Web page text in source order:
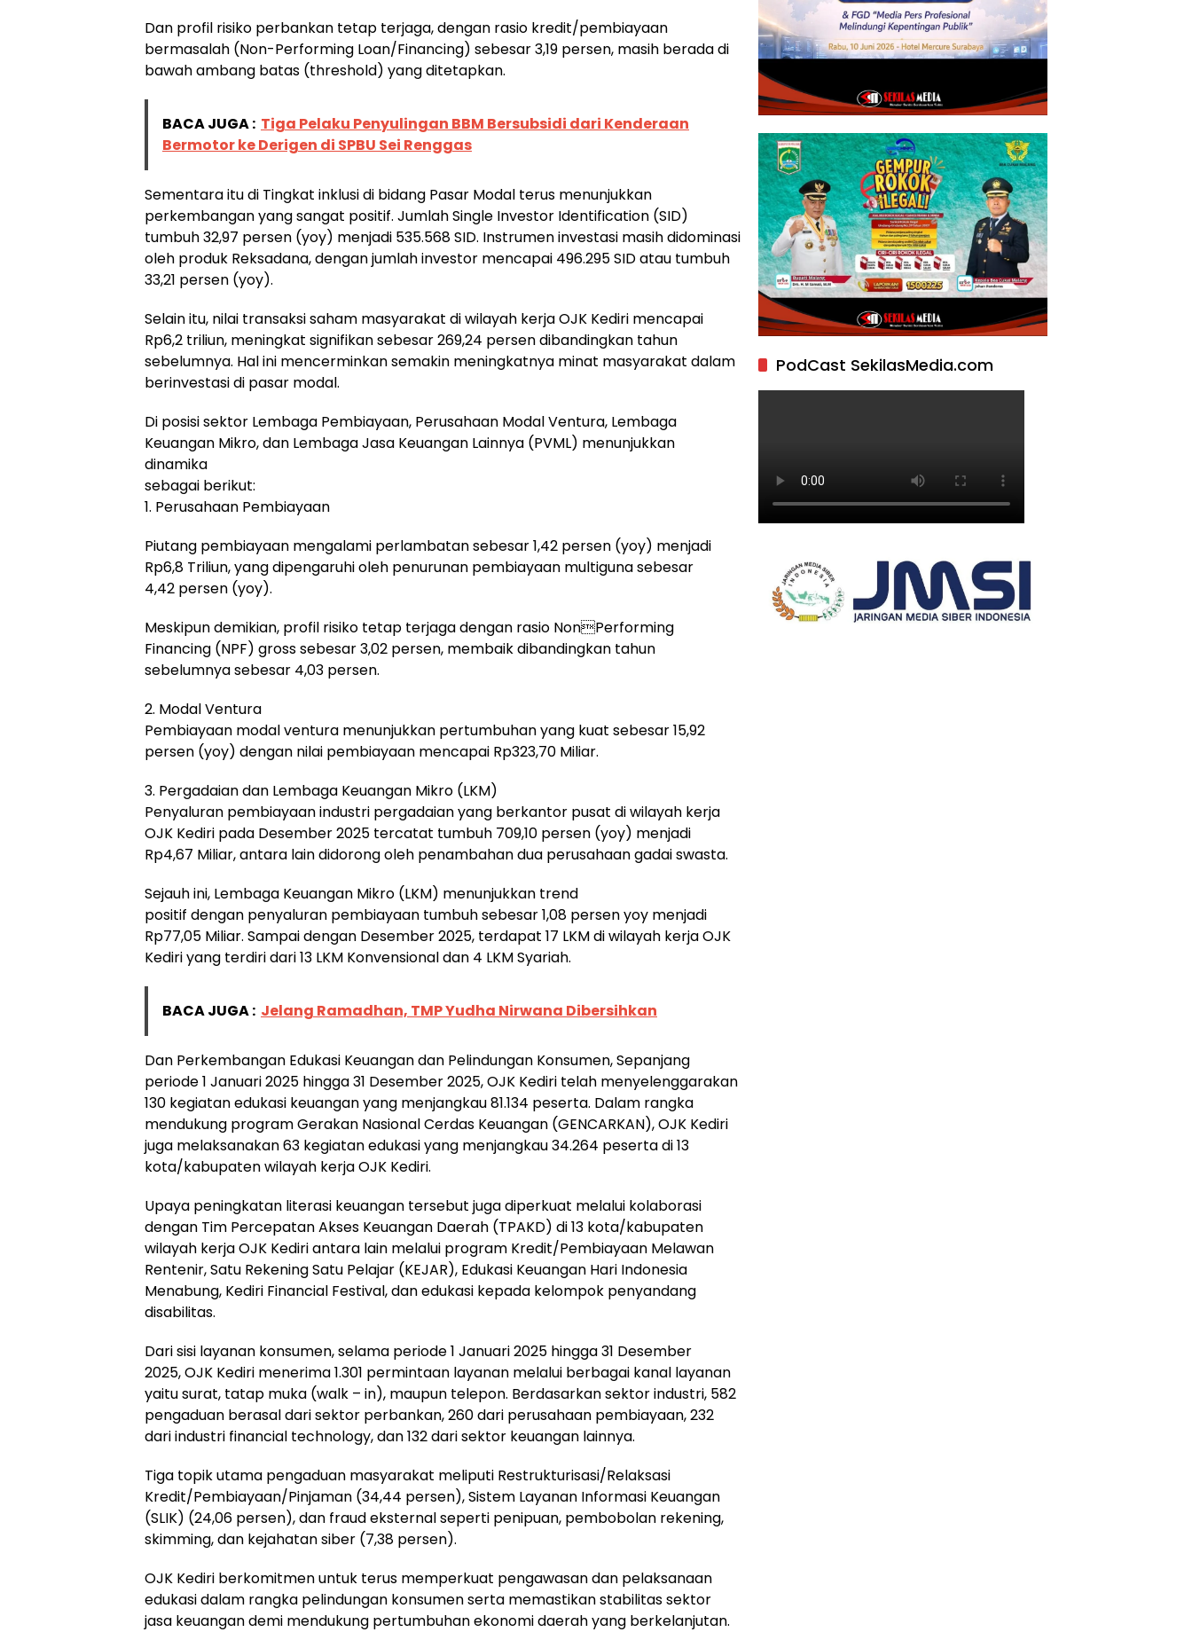
Dan profil risiko perbankan tetap terjaga, dengan rasio kredit/pembiayaan
bermasalah (Non-Performing Loan/Financing) sebesar 3,19 persen, masih berada di
bawah ambang batas (threshold) yang ditetapkan.
BACA JUGA : Tiga Pelaku Penyulingan BBM Bersubsidi dari Kenderaan
Bermotor ke Derigen di SPBU Sei Renggas
Sementara itu di Tingkat inklusi di bidang Pasar Modal terus menunjukkan
perkembangan yang sangat positif. Jumlah Single Investor Identification (SID)
tumbuh 32,97 persen (yoy) menjadi 535.568 SID. Instrumen investasi masih didominasi
oleh produk Reksadana, dengan jumlah investor mencapai 496.295 SID atau tumbuh
33,21 persen (yoy).
Selain itu, nilai transaksi saham masyarakat di wilayah kerja OJK Kediri mencapai
Rp6,2 triliun, meningkat signifikan sebesar 269,24 persen dibandingkan tahun
sebelumnya. Hal ini mencerminkan semakin meningkatnya minat masyarakat dalam
berinvestasi di pasar modal.
Di posisi sektor Lembaga Pembiayaan, Perusahaan Modal Ventura, Lembaga
Keuangan Mikro, dan Lembaga Jasa Keuangan Lainnya (PVML) menunjukkan
dinamika
sebagai berikut:
1. Perusahaan Pembiayaan
Piutang pembiayaan mengalami perlambatan sebesar 1,42 persen (yoy) menjadi
Rp6,8 Triliun, yang dipengaruhi oleh penurunan pembiayaan multiguna sebesar
4,42 persen (yoy).
Meskipun demikian, profil risiko tetap terjaga dengan rasio NonPerforming
Financing (NPF) gross sebesar 3,02 persen, membaik dibandingkan tahun
sebelumnya sebesar 4,03 persen.
2. Modal Ventura
Pembiayaan modal ventura menunjukkan pertumbuhan yang kuat sebesar 15,92
persen (yoy) dengan nilai pembiayaan mencapai Rp323,70 Miliar.
3. Pergadaian dan Lembaga Keuangan Mikro (LKM)
Penyaluran pembiayaan industri pergadaian yang berkantor pusat di wilayah kerja
OJK Kediri pada Desember 2025 tercatat tumbuh 709,10 persen (yoy) menjadi
Rp4,67 Miliar, antara lain didorong oleh penambahan dua perusahaan gadai swasta.
Sejauh ini, Lembaga Keuangan Mikro (LKM) menunjukkan trend
positif dengan penyaluran pembiayaan tumbuh sebesar 1,08 persen yoy menjadi
Rp77,05 Miliar. Sampai dengan Desember 2025, terdapat 17 LKM di wilayah kerja OJK
Kediri yang terdiri dari 13 LKM Konvensional dan 4 LKM Syariah.
BACA JUGA : Jelang Ramadhan, TMP Yudha Nirwana Dibersihkan
Dan Perkembangan Edukasi Keuangan dan Pelindungan Konsumen, Sepanjang
periode 1 Januari 2025 hingga 31 Desember 2025, OJK Kediri telah menyelenggarakan
130 kegiatan edukasi keuangan yang menjangkau 81.134 peserta. Dalam rangka
mendukung program Gerakan Nasional Cerdas Keuangan (GENCARKAN), OJK Kediri
juga melaksanakan 63 kegiatan edukasi yang menjangkau 34.264 peserta di 13
kota/kabupaten wilayah kerja OJK Kediri.
Upaya peningkatan literasi keuangan tersebut juga diperkuat melalui kolaborasi
dengan Tim Percepatan Akses Keuangan Daerah (TPAKD) di 13 kota/kabupaten
wilayah kerja OJK Kediri antara lain melalui program Kredit/Pembiayaan Melawan
Rentenir, Satu Rekening Satu Pelajar (KEJAR), Edukasi Keuangan Hari Indonesia
Menabung, Kediri Financial Festival, dan edukasi kepada kelompok penyandang
disabilitas.
Dari sisi layanan konsumen, selama periode 1 Januari 2025 hingga 31 Desember
2025, OJK Kediri menerima 1.301 permintaan layanan melalui berbagai kanal layanan
yaitu surat, tatap muka (walk – in), maupun telepon. Berdasarkan sektor industri, 582
pengaduan berasal dari sektor perbankan, 260 dari perusahaan pembiayaan, 232
dari industri financial technology, dan 132 dari sektor keuangan lainnya.
Tiga topik utama pengaduan masyarakat meliputi Restrukturisasi/Relaksasi
Kredit/Pembiayaan/Pinjaman (34,44 persen), Sistem Layanan Informasi Keuangan
(SLIK) (24,06 persen), dan fraud eksternal seperti penipuan, pembobolan rekening,
skimming, dan kejahatan siber (7,38 persen).
OJK Kediri berkomitmen untuk terus memperkuat pengawasan dan pelaksanaan
edukasi dalam rangka pelindungan konsumen serta memastikan stabilitas sektor
jasa keuangan demi mendukung pertumbuhan ekonomi daerah yang berkelanjutan.
PodCast SekilasMedia.com